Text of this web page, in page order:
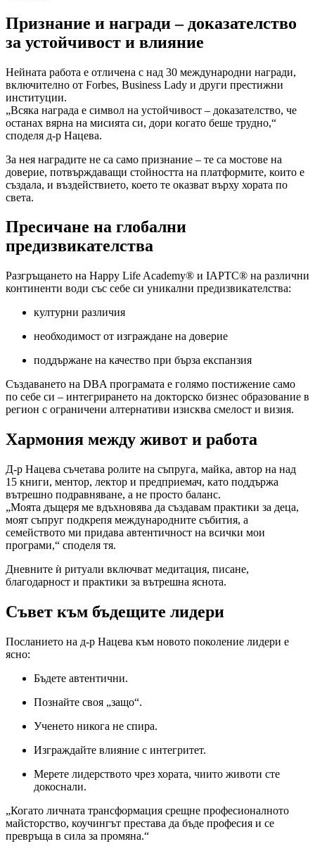
Признание и награди – доказателство
за устойчивост и влияние
Нейната работа е отличена с над 30 международни награди,
включително от Forbes, Business Lady и други престижни
институции.
„Всяка награда е символ на устойчивост – доказателство, че
останах вярна на мисията си, дори когато беше трудно,“
споделя д-р Нацева.
За нея наградите не са само признание – те са мостове на
доверие, потвърждаващи стойността на платформите, които е
създала, и въздействието, което те оказват върху хората по
света.
Пресичане на глобални
предизвикателства
Разгръщането на Happy Life Academy® и IAPTC® на различни
континенти води със себе си уникални предизвикателства:
културни различия
необходимост от изграждане на доверие
поддържане на качество при бърза експанзия
Създаването на DBA програмата е голямо постижение само
по себе си – интегрирането на докторско бизнес образование в
регион с ограничени алтернативи изисква смелост и визия.
Хармония между живот и работа
Д-р Нацева съчетава ролите на съпруга, майка, автор на над
15 книги, ментор, лектор и предприемач, като поддържа
вътрешно подравняване, а не просто баланс.
„Моята дъщеря ме вдъхновява да създавам практики за деца,
моят съпруг подкрепя международните събития, а
семейството ми придава автентичност на всички мои
програми,“ споделя тя.
Дневните ѝ ритуали включват медитация, писане,
благодарност и практики за вътрешна яснота.
Съвет към бъдещите лидери
Посланието на д-р Нацева към новото поколение лидери е
ясно:
Бъдете автентични.
Познайте своя „защо“.
Ученето никога не спира.
Изграждайте влияние с интегритет.
Мерете лидерството чрез хората, чиито животи сте
докоснали.
„Когато личната трансформация срещне професионалното
майсторство, коучингът престава да бъде професия и се
превръща в сила за промяна.“